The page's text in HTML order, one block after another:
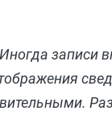
записи